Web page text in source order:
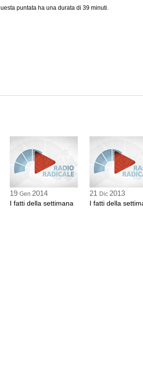
puntata ha una durata di 39 minuti.
19 Gen 2014
I fatti della settimana
21 Dic 2013
I fatti della